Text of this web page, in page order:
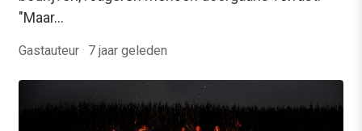
"Maar…
Gastauteur · 7 jaar geleden